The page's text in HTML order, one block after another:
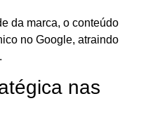
da marca, o conteúdo
no Google, atraindo
nas